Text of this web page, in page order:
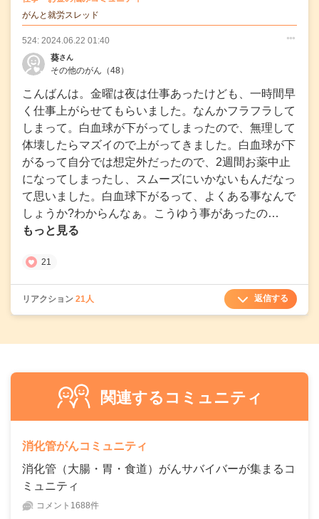
がんと就労スレッド
○ ○ ○
524: 2024.06.22 01:40
葵さん
その他のがん （48）
こんばんは。金曜は夜は仕事あったけども、一時間早
く仕事上がらせてもらいました。なんかフラフラして
しまって。白血球が下がってしまったので、無理して
体壊したらマズイので上がってきました。白血球が下
がるって自分では想定外だったので、2週間お薬中止
になってしまったし、スムーズにいかないもんだなっ
て思いました。白血球下がるって、よくある事なんで
しょうか?わからんなぁ。こうゆう事があったの…
もっと見る
21
リアクション 21人 返信する
関連するコミュニティ
消化管がんコミュニティ
消化管（大腸・胃・食道）がんサバイバーが集まるコ
ミュニティ
コメント1688件